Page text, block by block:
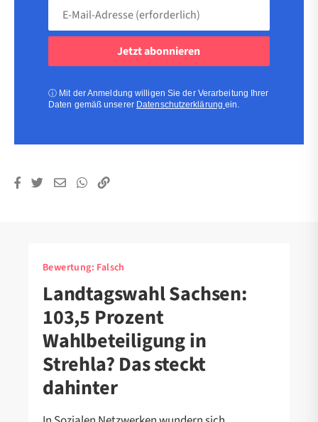
Adresse
ⓘ Mit der Anmeldung willigen Sie der Verarbeitung Ihrer
Daten gemäß unserer Datenschutzerklärungein.
Bewertung: Falsch
Landtagswahl Sachsen:
103,5 Prozent
Wahlbeteiligung in
Strehla? Das steckt
dahinter